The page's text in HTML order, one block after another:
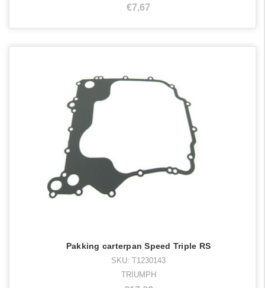
€7,67
Pakking carterpan Speed Triple RS
SKU: T1230143
TRIUMPH